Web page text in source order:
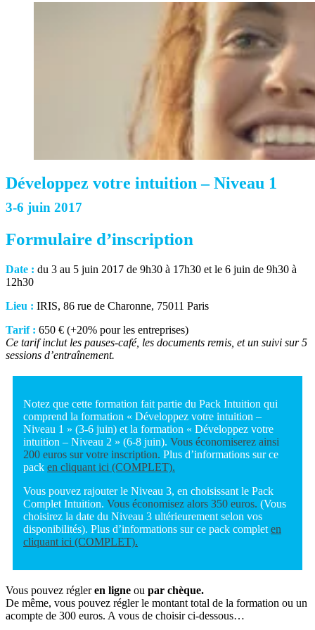
Développez votre intuition – Niveau 1
3-6 juin 2017
Formulaire d’inscription
Date : du 3 au 5 juin 2017 de 9h30 à 17h30 et le 6 juin de 9h30 à
12h30
Lieu : IRIS, 86 rue de Charonne, 75011 Paris
Tarif : 650 € (+20% pour les entreprises)
Ce tarif inclut les pauses-café, les documents remis, et un suivi sur 5
sessions d’entraînement.
Notez que cette formation fait partie du Pack Intuition qui
comprend la formation « Développez votre intuition –
Niveau 1 » (3-6 juin) et la formation « Développez votre
intuition – Niveau 2 » (6-8 juin). Vous économiserez ainsi
200 euros sur votre inscription. Plus d’informations sur ce
pack en cliquant ici (COMPLET).
Vous pouvez rajouter le Niveau 3, en choisissant le Pack
Complet Intuition. Vous économisez alors 350 euros. (Vous
choisirez la date du Niveau 3 ultérieurement selon vos
disponibilités). Plus d’informations sur ce pack complet en
cliquant ici (COMPLET).
Vous pouvez régleren ligne ou par chèque.
De même, vous pouvez régler le montant total de la formation ou un
acompte de 300 euros. A vous de choisir ci-dessous…